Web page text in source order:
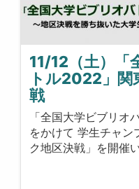
11/12（土）「
トル2022」関
戦
「全国大学ビブリ
をかけて 学生チャン
ク地区決戦」を開催